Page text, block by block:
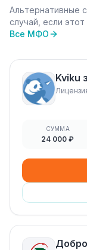
Альтернативные
случай, если
Все МФО
Kviku
СУММА
24 000 ₽